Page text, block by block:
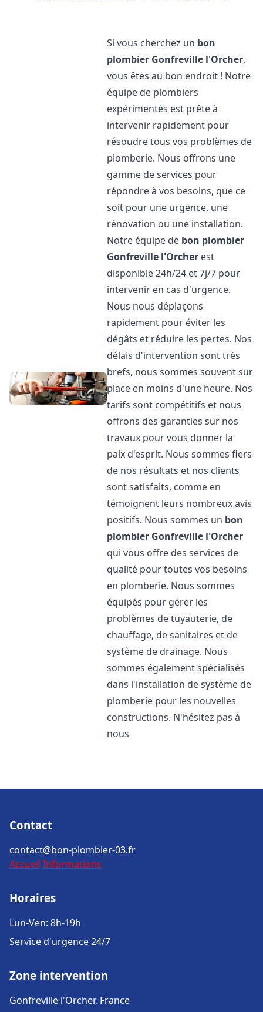
Si vous cherchez un bon
plombier Gonfreville l'Orcher,
vous êtes au bon endroit ! Notre
équipe de plombiers
expérimentés est prête à
intervenir rapidement pour
résoudre tous vos problèmes de
plomberie. Nous offrons une
gamme de services pour
répondre à vos besoins, que ce
soit pour une urgence, une
rénovation ou une installation.
Notre équipe de bon plombier
Gonfreville l'Orcher est
disponible 24h/24 et 7j/7 pour
intervenir en cas d'urgence.
Nous nous déplaçons
rapidement pour éviter les
dégâts et réduire les pertes. Nos
délais d'intervention sont très
brefs, nous sommes souvent sur
place en moins d'une heure. Nos
tarifs sont compétitifs et nous
offrons des garanties sur nos
travaux pour vous donner la
paix d'esprit. Nous sommes fiers
de nos résultats et nos clients
sont satisfaits, comme en
témoignent leurs nombreux avis
positifs. Nous sommes un bon
plombier Gonfreville l'Orcher
qui vous offre des services de
qualité pour toutes vos besoins
en plomberie. Nous sommes
équipés pour gérer les
problèmes de tuyauterie, de
chauffage, de sanitaires et de
système de drainage. Nous
sommes également spécialisés
dans l'installation de système de
plomberie pour les nouvelles
constructions. N'hésitez pas à
nous
Contact
contact@bon-plombier-03.fr
Accueil Informations
Horaires
Lun-Ven: 8h-19h
Service d'urgence 24/7
Zone intervention
Gonfreville l'Orcher, France